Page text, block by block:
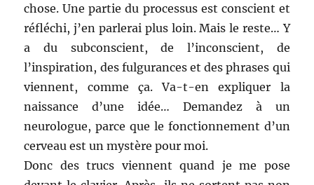
chose. Une partie du processus est conscient et
réfléchi, j’en parlerai plus loin. Mais le reste… Y
a du subconscient, de l’inconscient, de
l’inspiration, des fulgurances et des phrases qui
viennent, comme ça. Va-t-en expliquer la
naissance d’une idée… Demandez à un
neurologue, parce que le fonctionnement d’un
cerveau est un mystère pour moi.
Donc des trucs viennent quand je me pose